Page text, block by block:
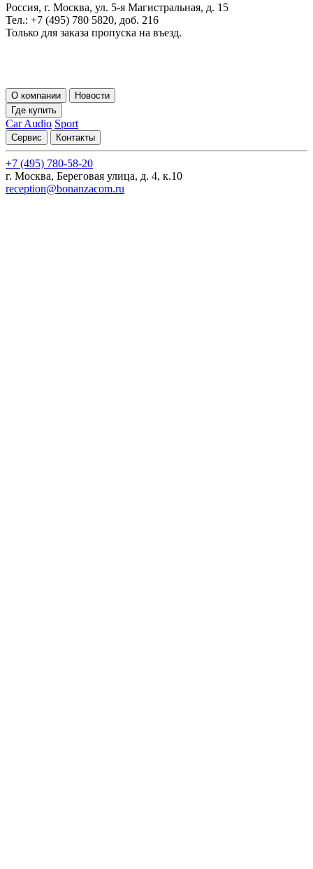
Россия, г. Москва, ул. 5-я Магистральная, д. 15
Тел.: +7 (495) 780 5820, доб. 216
Только для заказа пропуска на въезд.
О компании
Новости
Где купить
Car Audio Sport
Сервис Контакты
+7 (495) 780-58-20
г. Москва, Береговая улица, д. 4, к.10
reception@bonanzacom.ru